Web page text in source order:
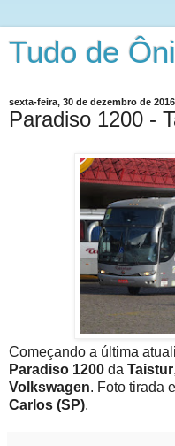
Tudo de
sexta-feira, 30 de dezembro de 2016
Paradiso 1200 -
Começando a última
Paradiso 1200 da Taistur
Volkswagen. Foto tirada
Carlos (SP).